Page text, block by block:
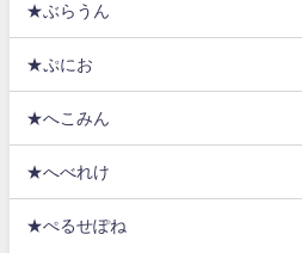
★ぶらうん
★ぷにお
★へこみん
★へべれけ
★ぺるせぽね